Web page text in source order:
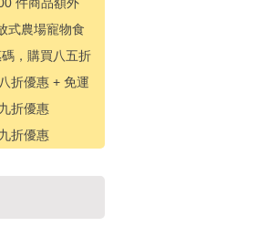
折
件商品額外
式農場寵物食
，購買八五折
折優惠 + 免運
折優惠
折優惠